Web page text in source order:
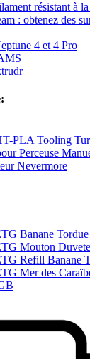
résistant à la
: obtenez des
4 et 4 Pro
PLA Tooling
Perceuse
Nevermore
Banane Tordue
Mouton
Refill Banane
Mer des